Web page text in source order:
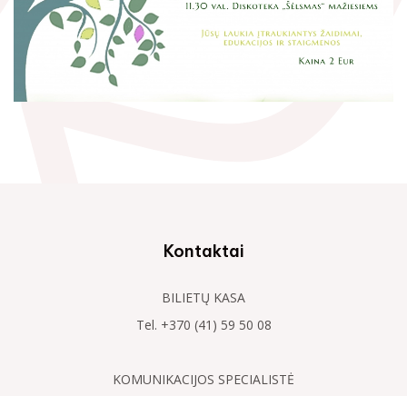
Kontaktai
BILIETŲ KASA
Tel. +370 (41) 59 50 08
KOMUNIKACIJOS SPECIALISTĖ